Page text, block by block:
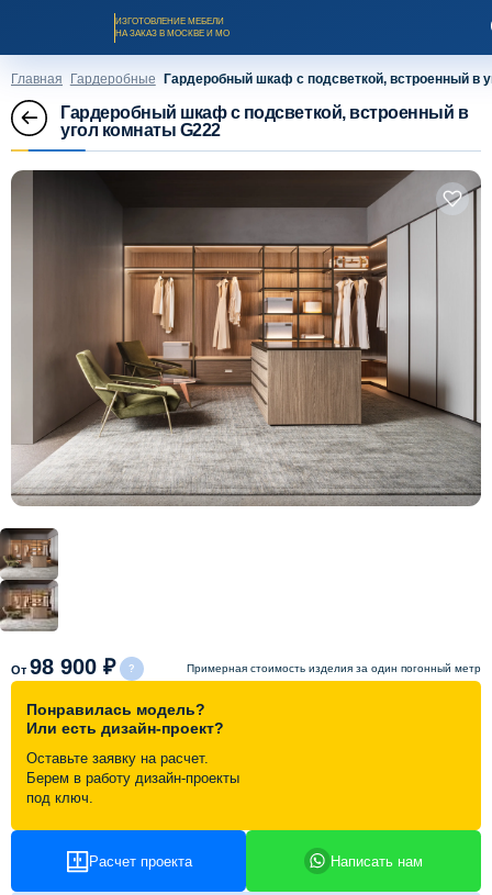
ИЗГОТОВЛЕНИЕ МЕБЕЛИ
НА ЗАКАЗ В МОСКВЕ И МО
Заказать звонок
Каталог мебели на заказ
О компании
Оплата и доставка
Рассрочка и кредит
Схема работы
Акции и скидки
Портфолио
Видеоотзывы
Статьи
Главная Гардеробные Гардеробный шкаф с подсветкой, встроенный в
Гардеробный шкаф с подсветкой, встроенный в
угол комнаты G222
От 98 900 ₽ Примерная стоимость изделия за один погонный метр
Понравилась модель?
Или есть дизайн-проект?
Оставьте заявку на расчет.
Берем в работу дизайн-проекты
под ключ.
Расчет проекта Написать нам